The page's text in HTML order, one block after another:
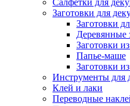
Салфетки для
Заготовки для
Заготовки
Деревянные
Заготовки
Папье-маше
Заготовки
Инструменты для
Клей и лаки
Переводные